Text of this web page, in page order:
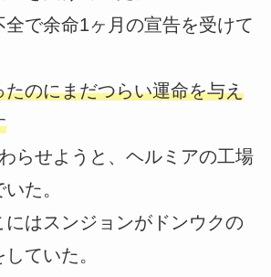
で余命1ヶ月の宣告を受けて
たのにまだつらい運命を与え
らせようと、ヘルミアの工場
た。
にはスンジョンがドンウクの
ていた。